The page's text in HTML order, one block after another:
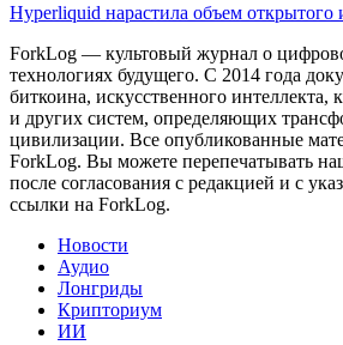
Hyperliquid нарастила объем открытого
ForkLog — культовый журнал о
технологиях будущего. С 2014 года
биткоина, искусственного интеллекта,
и других систем, определяющих
цивилизации. Все опубликованные
ForkLog. Вы можете перепечатывать
после согласования с редакцией и с
ссылки на ForkLog.
Новости
Аудио
Лонгриды
Крипториум
ИИ